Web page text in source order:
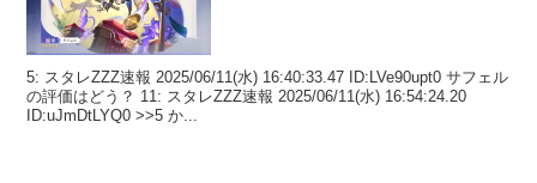
5: スタレZZZ速報 2025/06/11(水) 16:40:33.47 ID:LVe90upt0 サフェル
の評価はどう？ 11: スタレZZZ速報 2025/06/11(水) 16:54:24.20
ID:uJmDtLYQ0 >>5 か...